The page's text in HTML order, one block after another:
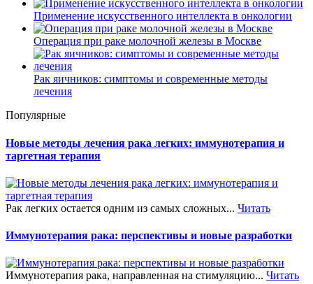
Применение искусственного интеллекта в онкологии
Операция при раке молочной железы в Москве
Рак яичников: симптомы и современные методы
лечения
Популярные
Новые методы лечения рака легких: иммунотерапия и
таргетная терапия
Рак легких остается одним из самых сложных... Читать
Иммунотерапия рака: перспективы и новые разработки
Иммунотерапия рака, направленная на стимуляцию... Читать